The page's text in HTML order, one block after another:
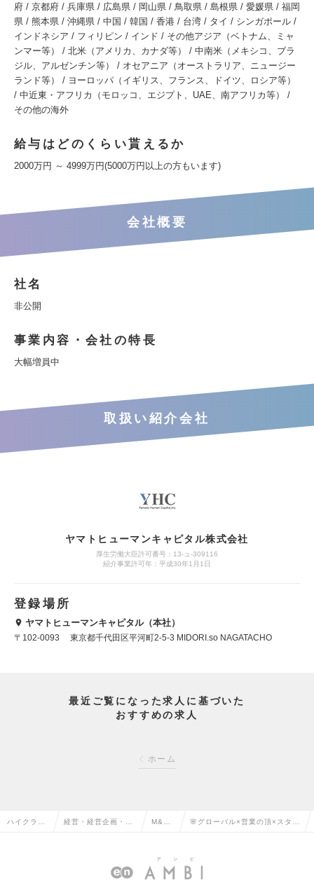
府 / 京都府 / 兵庫県 / 広島県 / 岡山県 / 鳥取県 / 島根県 / 愛媛県 / 福岡
県 / 熊本県 / 沖縄県 / 中国 / 韓国 / 香港 / 台湾 / タイ / シンガポール /
インドネシア / フィリピン / インド / その他アジア（ベトナム、ミャ
ンマー等） / 北米（アメリカ、カナダ等） / 中南米（メキシコ、ブラ
ジル、アルゼンチン等） / オセアニア（オーストラリア、ニュージー
ランド等） / ヨーロッパ（イギリス、フランス、ドイツ、ロシア等）
/ 中近東・アフリカ（モロッコ、エジプト、UAE、南アフリカ等） /
その他の海外
給与はどのくらい貰えるか
2000万円 ～ 4999万円(5000万円以上の方もいます)
会社概要
社名
非公開
事業内容・会社の特長
大幅増員中
取扱い紹介会社
ヤマトヒューマンキャピタル株式会社
厚生労働大臣許可番号：13-ュ-309116
紹介事業許可年：平成30年1月1日
登録場所
ヤマトヒューマンキャピタル（本社）
〒102-0093 東京都千代田区平河町2-5-3 MIDORI.so NAGATACHO
最近ご覧になった求人に基づいた
おすすめの求人
ホーム
ハイクラス 経営・経営企画・事 M&A 🌸グローバル×営業の頂×スター